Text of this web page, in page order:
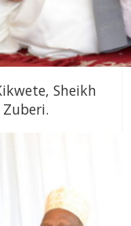
Sheikh